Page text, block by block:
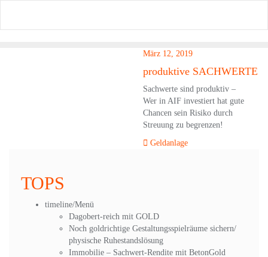
content
März 12, 2019
produktive SACHWERTE
Sachwerte sind produktiv –
Wer in AIF investiert hat gute
Chancen sein Risiko durch
Streuung zu begrenzen!
Geldanlage
TOPS
timeline/Menü
Dagobert-reich mit GOLD
Noch goldrichtige Gestaltungsspielräume sichern/
physische Ruhestandslösung
Immobilie – Sachwert-Rendite mit BetonGold